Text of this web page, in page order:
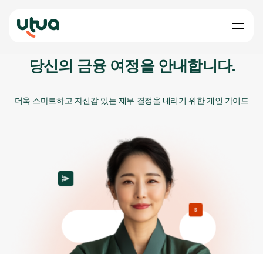
당신의 금융 여정을 안내합니다.
더욱 스마트하고 자신감 있는 재무 결정을 내리기 위한 개인 가이드